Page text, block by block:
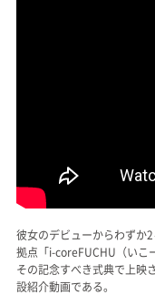
彼女のデビューからわずか
拠点「i-coreFUCHU（いこ
その記念すべき式典で上映
設紹介動画である。